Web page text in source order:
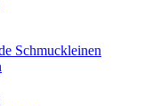
Schmuckleinen